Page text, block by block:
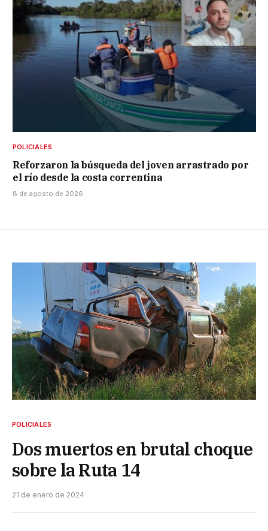
POLICIALES
Reforzaron la búsqueda del joven arrastrado por
el río desde la costa correntina
8 de agosto de 2026
POLICIALES
Dos muertos en brutal choque
sobre la Ruta 14
21 de enero de 2024